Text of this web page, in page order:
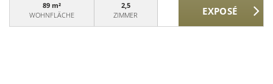
89 m²
WOHNFLÄCHE
2,5
ZIMMER